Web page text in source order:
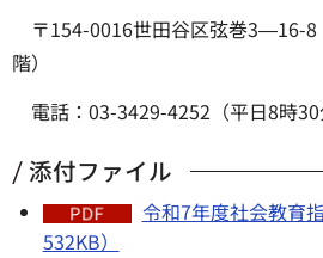
〒154-0016世田谷区弦巻3―16-8
階）
電話：03-3429-4252（平日8時30
添付ファイル
令和7年度社会教育
532KB）